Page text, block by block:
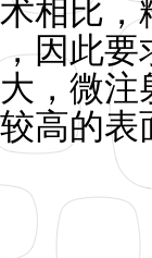
相比
因此
，微
高的